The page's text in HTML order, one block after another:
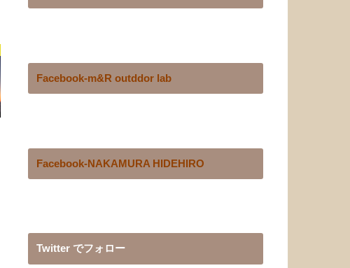
Facebook-m&R outddor lab
Facebook-NAKAMURA HIDEHIRO
Twitter でフォロー